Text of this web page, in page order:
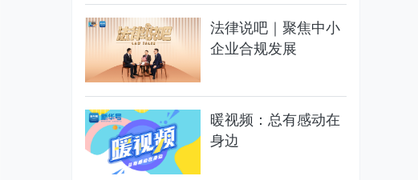
法律说吧｜聚焦中小
企业合规发展
暖视频：总有感动在
身边